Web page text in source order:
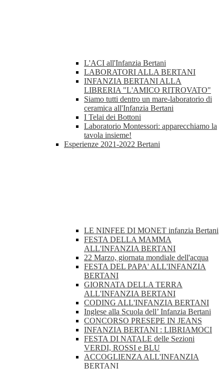
L'ACI all'Infanzia Bertani
LABORATORI ALLA BERTANI
INFANZIA BERTANI ALLA
LIBRERIA "L'AMICO RITROVATO"
Siamo tutti dentro un mare-laboratorio di
ceramica all'Infanzia Bertani
I Telai dei Bottoni
Laboratorio Montessori: apparecchiamo la
tavola insieme!
Esperienze 2021-2022 Bertani
LE NINFEE DI MONET infanzia Bertani
FESTA DELLA MAMMA
ALL'INFANZIA BERTANI
22 Marzo, giornata mondiale dell'acqua
FESTA DEL PAPA' ALL'INFANZIA
BERTANI
GIORNATA DELLA TERRA
ALL'INFANZIA BERTANI
CODING ALL'INFANZIA BERTANI
Inglese alla Scuola dell’ Infanzia Bertani
CONCORSO PRESEPE IN JEANS
INFANZIA BERTANI : LIBRIAMOCI
FESTA DI NATALE delle Sezioni
VERDI, ROSSI e BLU
ACCOGLIENZA ALL'INFANZIA
BERTANI